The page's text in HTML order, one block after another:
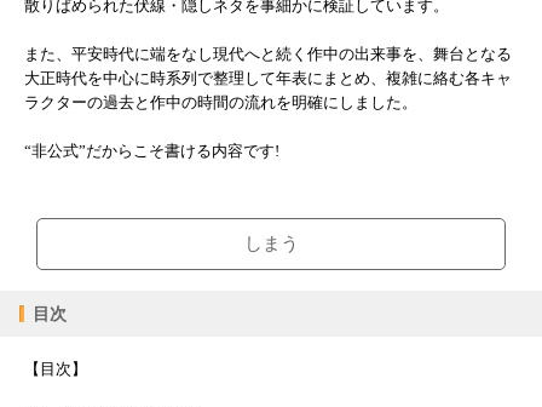
散りばめられた伏線・隠しネタを事細かに検証しています。
また、平安時代に端をなし現代へと続く作中の出来事を、舞台となる
大正時代を中心に時系列で整理して年表にまとめ、複雑に絡む各キャ
ラクターの過去と作中の時間の流れを明確にしました。
“非公式”だからこそ書ける内容です!
しまう
目次
【目次】